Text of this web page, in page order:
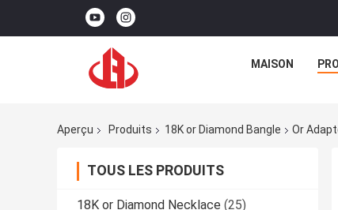
MAISON
Aperçu Produits 18K or Diamond Bangle Or
TOUS LES PRODUITS
18K or Diamond Necklace (25)